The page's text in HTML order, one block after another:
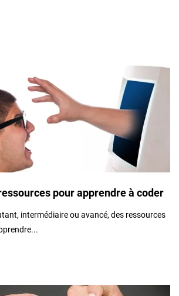
pour apprendre à coder
intermédiaire ou avancé, des ressources